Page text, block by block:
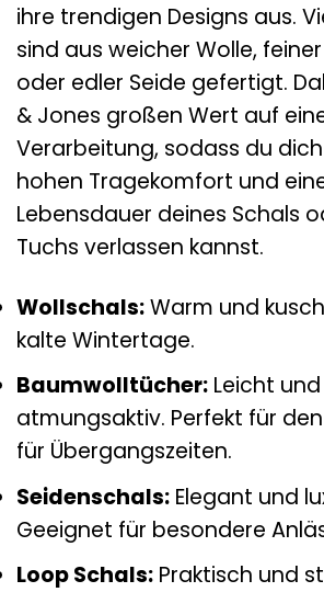
ihre trendigen Designs aus.
sind aus weicher Wolle,
oder edler Seide gefertigt.
& Jones großen Wert auf
Verarbeitung, sodass du
hohen Tragekomfort und
Lebensdauer deines Schals
Tuchs verlassen kannst.
Wollschals:Warm und
kalte Wintertage.
Baumwolltücher: Leicht und
atmungsaktiv. Perfekt für
für Übergangszeiten.
Seidenschals: Elegant und
Geeignet für besondere
Loop Schals: Praktisch und